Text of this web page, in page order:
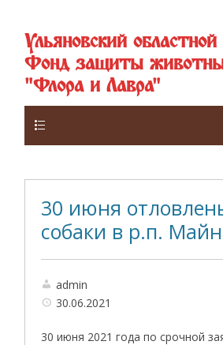
Ульяновский областной
Фонд защиты
"Флора и Лавра"
30 июня
собаки в р.п.
admin
30.06.2021
30 июня 2021 года по срочной